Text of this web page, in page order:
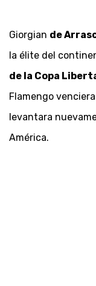
Giorgian de
la élite del
de la Copa
Flamengo venciera
levantara
América.